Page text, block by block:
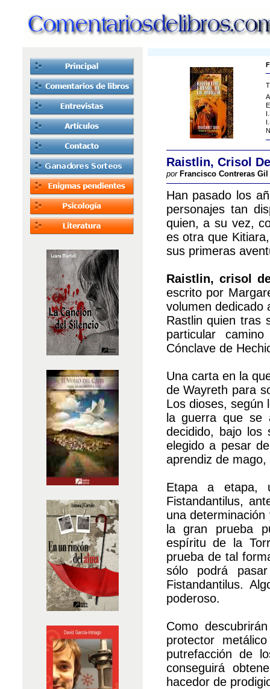
Raistlin, Crisol
por Francisco Contreras Gil
Han pasado los
personajes tan
quien, a su vez,
es otra que
sus primeras
Raistlin, crisol
escrito por
volumen dedicado
Rastlin quien tras
particular
Cónclave de
Una carta en la
de Wayreth para
Los dioses, según
la guerra que se
decidido, bajo los
elegido a pesar
aprendiz de
Etapa a etapa,
Fistandantilus,
una
la gran prueba
espíritu de la
prueba de tal
sólo podrá
Fistandantilus.
poderoso.
Como
protector
putrefacción de
conseguirá
hacedor de